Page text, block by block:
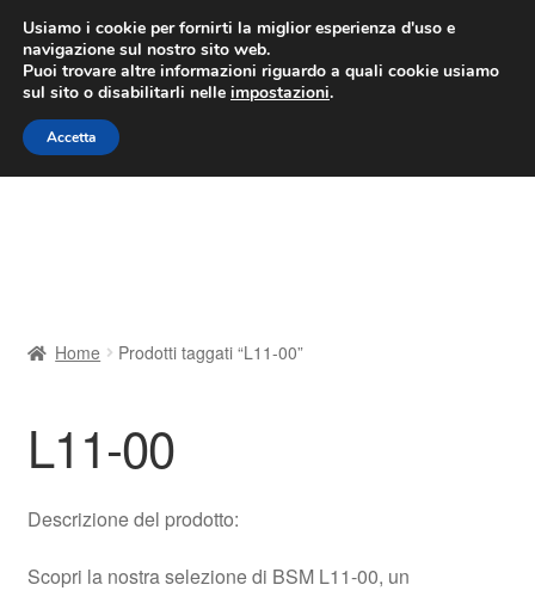
CONSEGNA da 7 EUR
Lun-Ven 9:00 - 16:00/800 580 290
Vai
alla
navigazione
Vai
al
contenuto
Contatto
Il mio account
Pagamenti
Home Prodotti taggati “L11-00”
L11-00
Descrizione del prodotto:
Scopri la nostra selezione di BSM L11-00, un
Usiamo i cookie per fornirti la miglior esperienza d'uso e
navigazione sul nostro sito web.
Puoi trovare altre informazioni riguardo a quali cookie usiamo
sul sito o disabilitarli nelle impostazioni.
Accetta